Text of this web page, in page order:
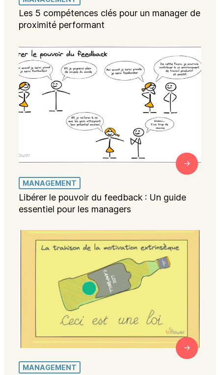
Les 5 compétences clés pour un manager de
proximité performant
MANAGEMENT
Libérer le pouvoir du feedback : Un guide
essentiel pour les managers
MANAGEMENT